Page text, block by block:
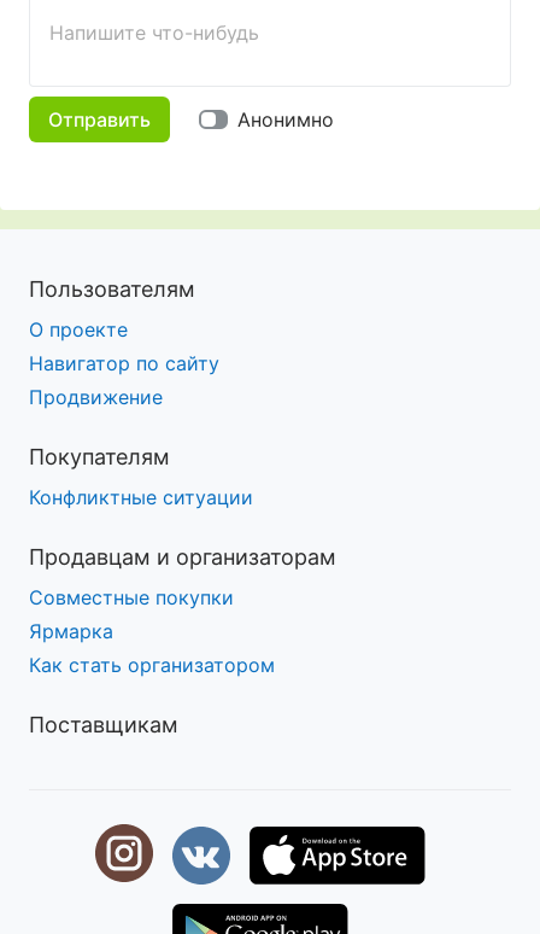
Напишите что-нибудь
Отправить Анонимно
Пользователям
О проекте
Навигатор по сайту
Продвижение
Покупателям
Конфликтные ситуации
Продавцам и организаторам
Совместные покупки
Ярмарка
Как стать организатором
Поставщикам